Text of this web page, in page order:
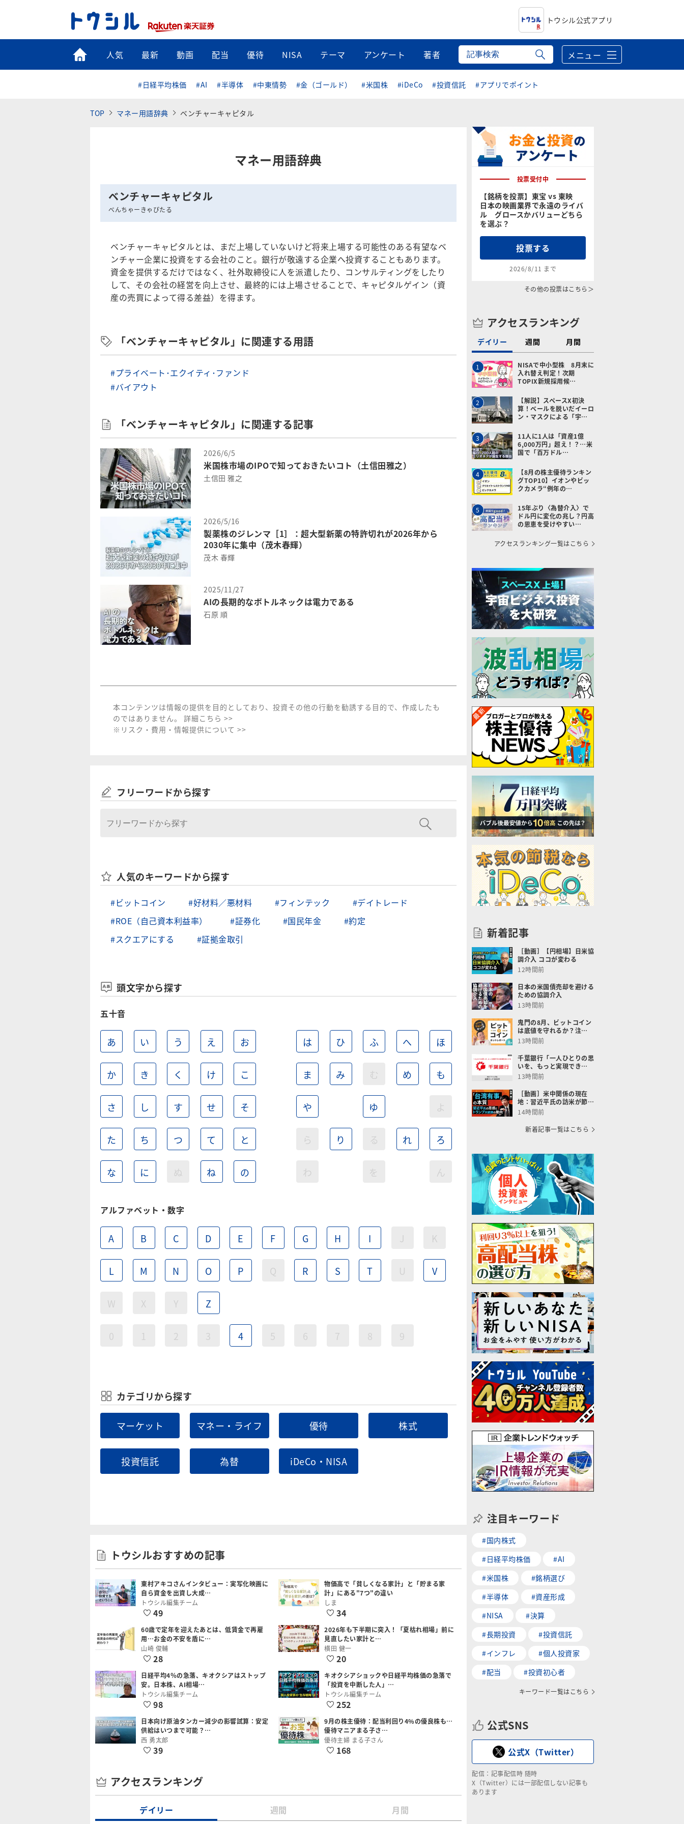
トウシル公式アプリ
トップ
人気 最新 動画 配当 優待 NISA テーマ アンケート 著者 メニュー
#日経平均株価 #AI #半導体 #中東情勢 #金（ゴールド） #米国株 #iDeCo #投資信託 #アプリでポイント
TOP マネー用語辞典 ベンチャーキャピタル
マネー用語辞典
ベンチャーキャピタル
べんちゃーきゃぴたる
ベンチャーキャピタルとは、まだ上場していないけど将来上場する可能性のある有望なベ
ンチャー企業に投資をする会社のこと。銀行が敬遠する企業へ投資することもあります。
資金を提供するだけではなく、社外取締役に人を派遣したり、コンサルティングをしたり
して、その会社の経営を向上させ、最終的には上場させることで、キャピタルゲイン（資
産の売買によって得る差益）を得ます。
「ベンチャーキャピタル」に関連する用語
#プライベート･エクイティ･ファンド
#バイアウト
「ベンチャーキャピタル」に関連する記事
2026/6/5
米国株市場のIPOで知っておきたいコト（土信田雅之）
土信田 雅之
2026/5/16
製薬株のジレンマ［1］：超大型新薬の特許切れが2026年から
2030年に集中（茂木春輝）
茂木 春輝
2025/11/27
AIの長期的なボトルネックは電力である
石原 順
本コンテンツは情報の提供を目的としており、投資その他の行動を勧誘する目的で、作成したも
のではありません。 詳細こちら >>
※リスク・費用・情報提供について >>
フリーワードから探す
人気のキーワードから探す
#ビットコイン #好材料／悪材料 #フィンテック
#デイトレード
#ROE（自己資本利益率）
#証券化 #国民年金
#約定
#スクエアにする
#証拠金取引
頭文字から探す
五十音
あ い う え お
か き く け こ
さ し す せ そ
た ち つ て と
な に ぬ ね の
は ひ ふ へ ほ
ま み む め も
や ゆ よ
ら り る れ ろ
わ を ん
アルファベット・数字
A B C D E F G H I J K
L M N O P Q R S T U V
W X Y Z
0 1 2 3 4 5 6 7 8 9
カテゴリから探す
マーケット マネー・ライフ 優待 株式
投資信託 為替 iDeCo・NISA
トウシルおすすめの記事
東村アキコさんインタビュー：実写化映画に
自ら資金を出資し大成…
トウシル編集チーム
49
物価高で「貧しくなる家計」と「貯まる家
計」にある"7つ"の違い
しま
34
60歳で定年を迎えたあとは、低賃金で再雇
用…お金の不安を盾に…
山崎 俊輔
28
2026年も下半期に突入！「夏枯れ相場」前に
見直したい家計と…
横田 健一
20
日経平均4％の急落、キオクシアはストップ
安。日本株、AI相場…
トウシル編集チーム
98
キオクシアショックや日経平均株価の急落で
「投資を中断した人」…
トウシル編集チーム
252
日本向け原油タンカー減少の影響試算：安定
供給はいつまで可能？…
西 勇太郎
39
9月の株主優待：配当利回り4%の優良株も…
優待マニアまる子さ…
優待主婦 まる子さん
168
アクセスランキング
デイリー 週間 月間
投票受付中
【銘柄を投票】東宝 vs 東映
日本の映画業界で永遠のライバ
ル グロースかバリューどちら
を選ぶ？
投票する
2026/8/11 まで
その他の投票はこちら＞
アクセスランキング
デイリー 週間 月間
1
NISAで中小型株 8月末に
入れ替え判定！次期
TOPIX新規採用候…
2
【解説】スペースX初決
算！ベールを脱いだイーロ
ン・マスクによる「宇…
3
11人に1人は「資産1億
6,000万円」超え！？…米
国で「百万ドル…
4
【8月の株主優待ランキン
グTOP10】イオンやビッ
クカメラ“例年の…
5
15年ぶり〈為替介入〉で
ドル円に変化の兆し？円高
の恩恵を受けやすい…
アクセスランキング一覧はこちら
新着記事
［動画］【円相場】日米協
調介入 ココが変わる
12時間前
日本の米国債売却を避ける
ための協調介入
13時間前
鬼門の8月、ビットコイン
は底値を守れるか？注…
13時間前
千葉銀行「一人ひとりの思
いを、もっと実現でき…
13時間前
［動画］米中関係の現在
地：習近平氏の訪米が節…
14時間前
新着記事一覧はこちら
注目キーワード
#国内株式
#日経平均株価
#AI
#米国株
#銘柄選び
#半導体
#資産形成
#NISA
#決算
#長期投資
#投資信託
#インフレ
#個人投資家
#配当
#投資初心者
キーワード一覧はこちら
公式SNS
公式X（Twitter）
配信：記事配信時 随時
X（Twitter）には一部配信しない記事も
あります